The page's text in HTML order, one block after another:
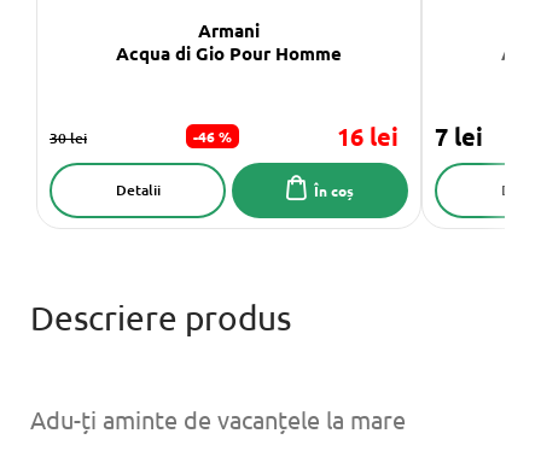
Armani
Acqua di Gio Pour Homme
30 lei 16 lei
-46 %
În coș
Detalii
7 lei
Adu-ți aminte de vacanțele la mare